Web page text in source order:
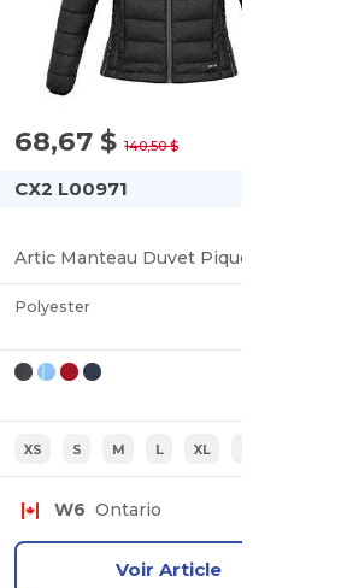
68,67 $140,50 $
CX2 L00971
Polyester
XS S M L XL
W6 Ontario
Voir Article